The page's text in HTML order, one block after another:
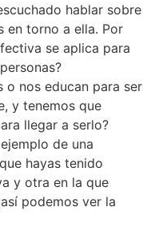
hablar sobre
en torno a ella. Por
se aplica para
o nos educan para ser
y tenemos que
llegar a serlo?
de una
hayas tenido
y otra en la que
podemos ver la